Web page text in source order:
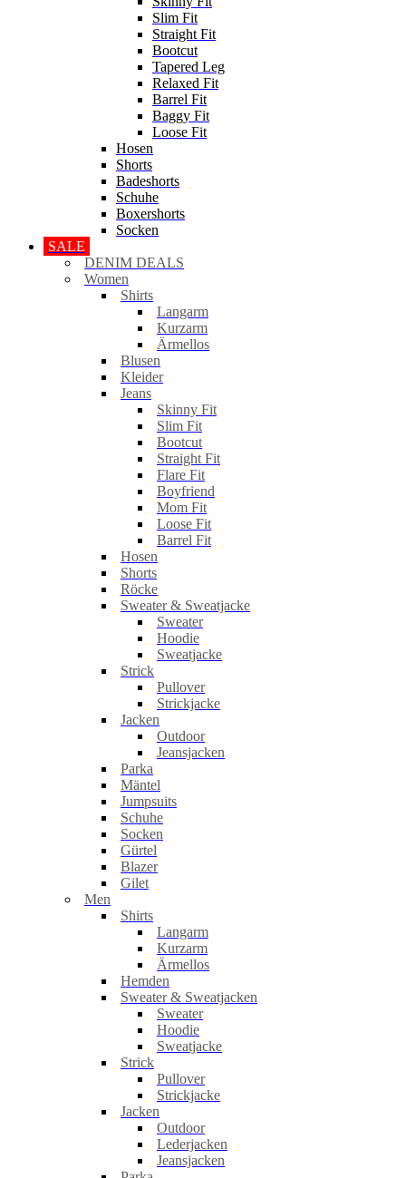
Slim Fit
Straight Fit
Bootcut
Tapered Leg
Relaxed Fit
Barrel Fit
Baggy Fit
Loose Fit
Hosen
Shorts
Badeshorts
Schuhe
Boxershorts
Socken
SALE
DENIM DEALS
Women
Shirts
Langarm
Kurzarm
Ärmellos
Blusen
Kleider
Jeans
Skinny Fit
Slim Fit
Bootcut
Straight Fit
Flare Fit
Boyfriend
Mom Fit
Loose Fit
Barrel Fit
Hosen
Shorts
Röcke
Sweater & Sweatjacke
Sweater
Hoodie
Sweatjacke
Strick
Pullover
Strickjacke
Jacken
Outdoor
Jeansjacken
Parka
Mäntel
Jumpsuits
Schuhe
Socken
Gürtel
Blazer
Gilet
Men
Shirts
Langarm
Kurzarm
Ärmellos
Hemden
Sweater & Sweatjacken
Sweater
Hoodie
Sweatjacke
Strick
Pullover
Strickjacke
Jacken
Outdoor
Lederjacken
Jeansjacken